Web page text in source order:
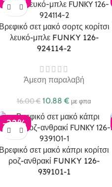
σετ μακό σορτς κορίτσι
λευκό-μπλε FUNKY 126-
924114-2
Άμεση παραλαβή
16.00€ 10.88 € με φπα
-32%
σετ μακό κάπρι κορίτσι
ροζ-ανθρακί FUNKY 126-
939101-1